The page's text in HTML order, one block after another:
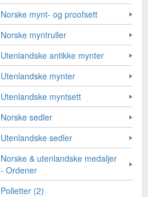
Norske mynt- og proofsett
Norske myntruller
Utenlandske antikke mynter
Utenlandske mynter
Utenlandske myntsett
Norske sedler
Utenlandske sedler
Norske & utenlandske medaljer
- Ordener
Polletter (2)